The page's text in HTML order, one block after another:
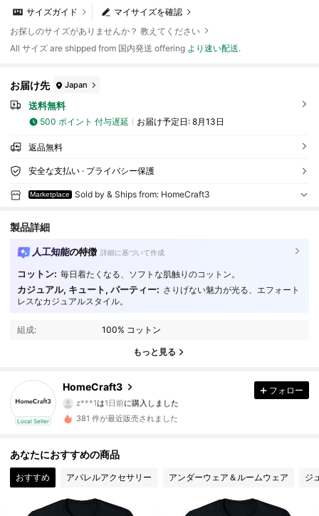
マイサイズを確認
サイズガイド
お探しのサイズがありませんか？ 教えてください
All サイズ are shipped from 国内発送 offering より速い配送.
お届け先 Japan
送料無料
500 ポイント 付与遅延 お届け予定日: 8月13日
返品無料
安全な支払い · プライバシー保護
Marketplace Sold by & Ships from: HomeCraft3
製品詳細
人工知能の特徴 詳細に基づいて作成
コットン: 毎日着たくなる、ソフトな肌触りのコットン。
カジュアル, キュート, パーティー: さりげない魅力が光る、エフォート
レスなカジュアルスタイル。
組成: 100% コットン
もっと見る
Local Seller
HomeCraft3
2 フォロワー
4.61
2 フォロワー
z***1は1日前に購入しました
4.61
2 フォロワー
フォロー
381 件が最近販売されました
あなたにおすすめの商品
おすすめ アパレルアクセサリー アンダーウェア＆ルームウェア ジ